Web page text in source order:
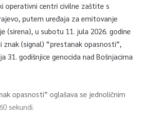
operativni centri civilne zaštite s
putem uređaja za emitovanje
(sirena), u subotu 11. jula 2026. godine
(signal) “prestanak opasnosti”,
31. godišnjice genocida nad Bošnjacima
opasnosti” oglašava se jednoličnim
sekundi.